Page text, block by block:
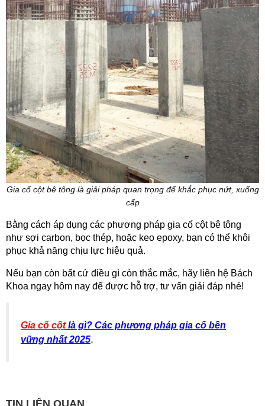
Gia cố cột bê tông là giải pháp quan trọng để khắc phục nứt, xuống
cấp
Bằng cách áp dụng các phương pháp gia cố cột bê tông
như sợi carbon, bọc thép, hoặc keo epoxy, bạn có thể khôi
phục khả năng chịu lực hiệu quả.
Nếu bạn còn bất cứ điều gì còn thắc mắc, hãy liên hệ Bách
Khoa ngay hôm nay để được hỗ trợ, tư vấn giải đáp nhé!
Gia cố cộtlà gì? Các phương pháp gia cố bền
vững nhất 2025.
TIN LIÊN QUAN